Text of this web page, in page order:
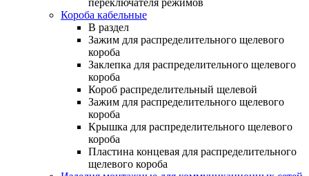
Короба кабельные
В раздел
Зажим для распределительного щелевого
короба
Заклепка для распределительного щелевого
короба
Короб распределительный щелевой
Зажим для распределительного щелевого
короба
Крышка для распределительного щелевого
короба
Пластина концевая для распределительного
щелевого короба